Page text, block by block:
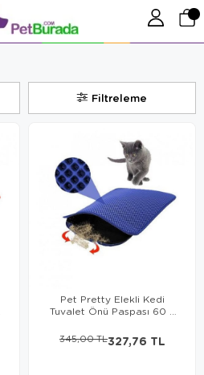
Filtreleme
Pet Pretty Elekli Kedi
Tuvalet Önü Paspası 60 x
327,76 TL
345,00 TL